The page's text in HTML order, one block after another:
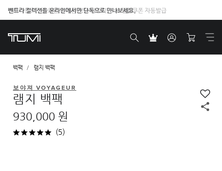
벤트라 컬렉션을 온라인에서만 단독으로 만나보세요.
백팩 램지 백팩
보야져 VOYAGEUR
램지 백팩
930,000 원
(5)